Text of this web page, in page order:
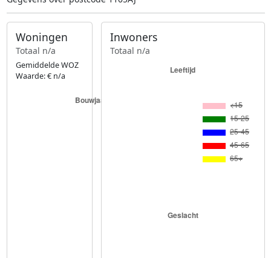
Woningen
Totaal n/a
Gemiddelde WOZ
Waarde: € n/a
Inwoners
Totaal n/a